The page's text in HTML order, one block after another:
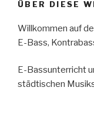
ÜBER DIESE
Willkommen auf
E-Bass,
E-Bassunterricht
städtischen